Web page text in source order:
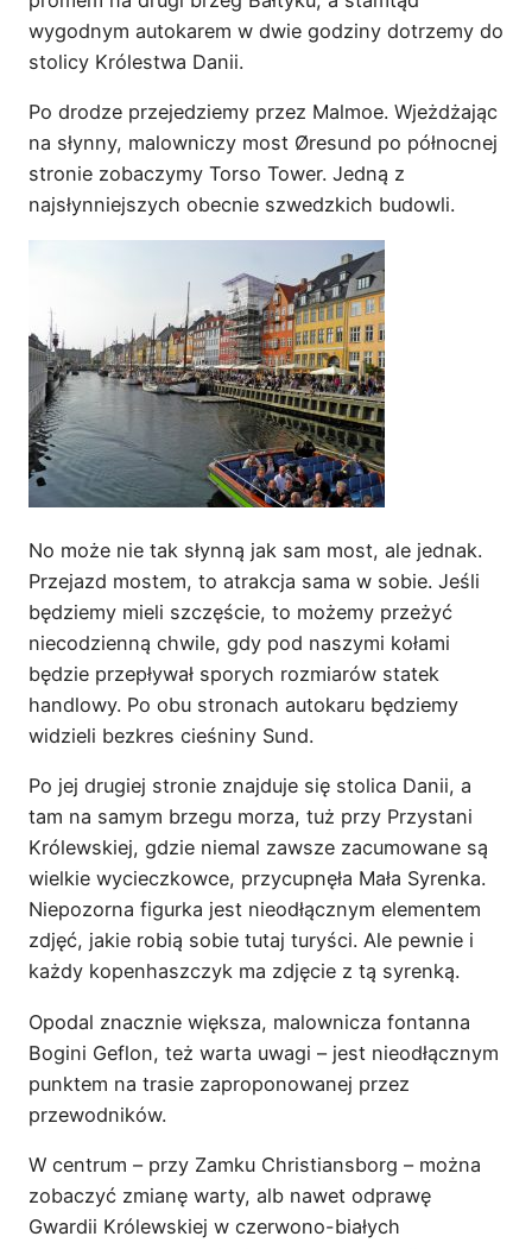
wygodnym autokarem w dwie godziny dotrzemy do
stolicy Królestwa Danii.
Po drodze przejedziemy przez Malmoe. Wjeżdżając
na słynny, malowniczy most Øresund po północnej
stronie zobaczymy Torso Tower. Jedną z
najsłynniejszych obecnie szwedzkich budowli.
No może nie tak słynną jak sam most, ale jednak.
Przejazd mostem, to atrakcja sama w sobie. Jeśli
będziemy mieli szczęście, to możemy przeżyć
niecodzienną chwile, gdy pod naszymi kołami
będzie przepływał sporych rozmiarów statek
handlowy. Po obu stronach autokaru będziemy
widzieli bezkres cieśniny Sund.
Po jej drugiej stronie znajduje się stolica Danii, a
tam na samym brzegu morza, tuż przy Przystani
Królewskiej, gdzie niemal zawsze zacumowane są
wielkie wycieczkowce, przycupnęła Mała Syrenka.
Niepozorna figurka jest nieodłącznym elementem
zdjęć, jakie robią sobie tutaj turyści. Ale pewnie i
każdy kopenhaszczyk ma zdjęcie z tą syrenką.
Opodal znacznie większa, malownicza fontanna
Bogini Geflon, też warta uwagi – jest nieodłącznym
punktem na trasie zaproponowanej przez
przewodników.
W centrum – przy Zamku Christiansborg – można
zobaczyć zmianę warty, alb nawet odprawę
Gwardii Królewskiej w czerwono-białych